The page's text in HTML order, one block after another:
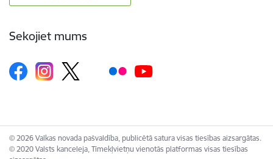
Sekojiet mums
© 2026 Valkas novada pašvaldība, publicētā satura visas tiesības aizsargātas.
© 2020 Valsts kanceleja, Tīmekļvietņu vienotās platformas visas tiesības